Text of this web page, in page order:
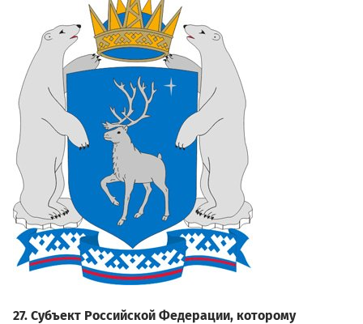
27. Субъект Российской Федерации, которому